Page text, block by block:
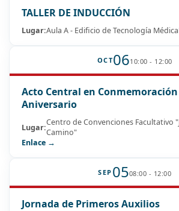
TALLER DE INDUCCIÓN
Lugar:Aula A - Edificio de Tecnología Médica
OCT0610:00 - 12:00
Acto Central en Conmemoración
Aniversario
Lugar:Centro de Convenciones Facultativo
Camino"
Enlace →
SEP 0508:00 - 12:00
Jornada de Primeros Auxilios